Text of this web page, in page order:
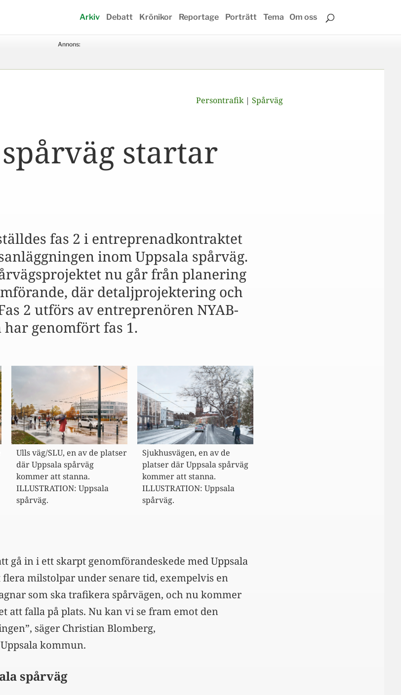
Arkiv Debatt Krönikor Reportage Porträtt Tema Om oss
Annons:
Persontrafik| Spårväg
startar
fas 2 i entreprenadkontraktet
inom Uppsala spårväg.
nu går från planering
där detaljprojektering och
2 utförs av entreprenören NYAB-
har genomfört fas 1.
Ulls väg/SLU, en av de platser
där Uppsala spårväg
kommer att stanna.
ILLUSTRATION: Uppsala
spårväg.
Sjukhusvägen, en av de
platser där Uppsala spårväg
kommer att stanna.
ILLUSTRATION: Uppsala
spårväg.
gå in i ett skarpt genomförandeskede med Uppsala
milstolpar under senare tid, exempelvis en
som ska trafikera spårvägen, och nu kommer
att falla på plats. Nu kan vi se fram emot den
säger Christian Blomberg,
kommun.
spårväg